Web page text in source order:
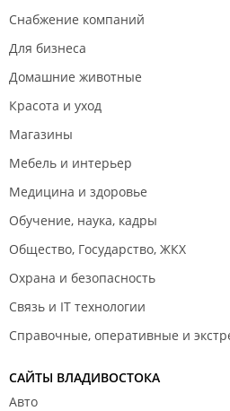
Снабжение компаний
Для бизнеса
Домашние животные
Красота и уход
Магазины
Мебель и интерьер
Медицина и здоровье
Обучение, наука, кадры
Общество, Государство, ЖКХ
Охрана и безопасность
Связь и IT технологии
Справочные, оперативные и
САЙТЫ ВЛАДИВОСТОКА
Авто